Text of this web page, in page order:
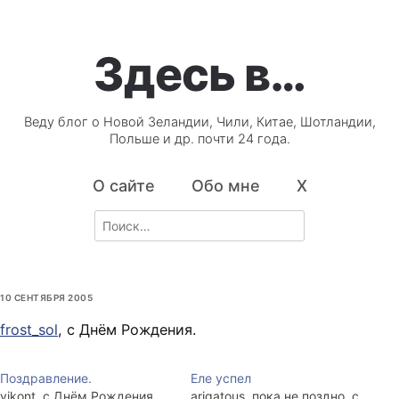
Здесь в…
Веду блог о Новой Зеландии, Чили, Китае, Шотландии,
Польше и др. почти 24 года.
О сайте Обо мне X
Search
for:
10 СЕНТЯБРЯ 2005
frost_sol, с Днём Рождения.
Поздравление.
Еле успел